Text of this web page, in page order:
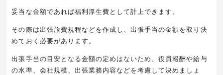
妥当な金額であれば福利厚生費として計上できます。
その際は出張旅費規程などを作成し、出張手当の金額を取り決
めておく必要があります。
出張手当の目安となる金額の定めはないため、役員報酬や給与
の水準、会社規模、出張業務内容などを考慮して決めましょ